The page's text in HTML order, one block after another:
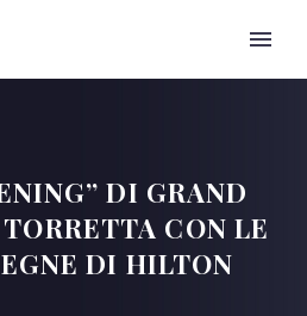
DI GRAND
CON LE
DI HILTON